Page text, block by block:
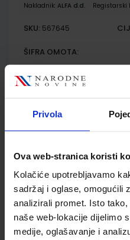
Privola
Ova web-stranica koristi
Kolačiće upotrebljavamo
sadržaj i oglase, omogućili
analizirali promet. Isto
naše web-lokacije dijelimo
medije, oglašavanje i
Nakladnik: ALFA d.d.
SKU: 567645
ŠIFRA OMOTA:
Udžbenik
FIZIKA 2; udžbenik iz fizike
Autor(i):Jakov Labor Jasmina
ŠIFRA OMOTA:
Udžbenik